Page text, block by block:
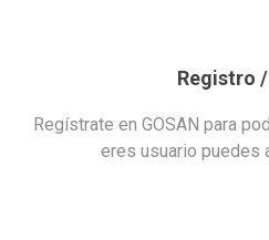
Registro
Regístrate en GOSAN para
eres usuario puedes